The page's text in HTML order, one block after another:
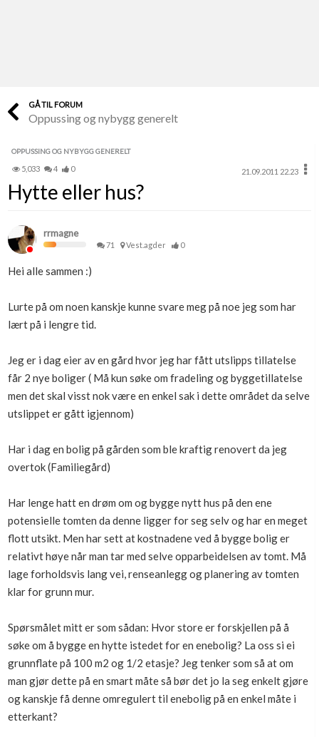
Finn håndverkere
Papirer som mangler
Skaff dokumentasjon som mangler
Kundeservice
Få svar på det du lurer på
Boligmappa+
GÅ TIL FORUM
Oppussing og nybygg generelt
OPPUSSING OG NYBYGG GENERELT
5,033 4 0 21.09.2011 22.23
Hytte eller hus?
rrmagne
71 Vest.agder 0
Hei alle sammen :)
Lurte på om noen kanskje kunne svare meg på noe jeg som har
lært på i lengre tid.
Jeg er i dag eier av en gård hvor jeg har fått utslipps tillatelse
får 2 nye boliger ( Må kun søke om fradeling og byggetillatelse
men det skal visst nok være en enkel sak i dette området da selve
utslippet er gått igjennom)
Har i dag en bolig på gården som ble kraftig renovert da jeg
overtok (Familiegård)
Har lenge hatt en drøm om og bygge nytt hus på den ene
potensielle tomten da denne ligger for seg selv og har en meget
flott utsikt. Men har sett at kostnadene ved å bygge bolig er
relativt høye når man tar med selve opparbeidelsen av tomt. Må
lage forholdsvis lang vei, renseanlegg og planering av tomten
klar for grunn mur.
Spørsmålet mitt er som sådan: Hvor store er forskjellen på å
søke om å bygge en hytte istedet for en enebolig? La oss si ei
grunnflate på 100 m2 og 1/2 etasje? Jeg tenker som så at om
man gjør dette på en smart måte så bør det jo la seg enkelt gjøre
og kanskje få denne omregulert til enebolig på en enkel måte i
etterkant?